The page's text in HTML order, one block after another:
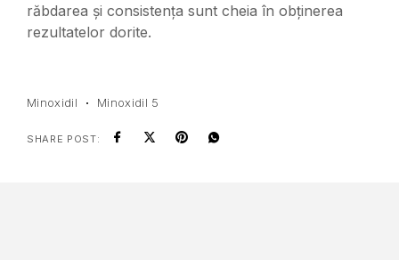
răbdarea și consistența sunt cheia în obținerea
rezultatelor dorite.
Minoxidil Minoxidil 5
SHARE POST: